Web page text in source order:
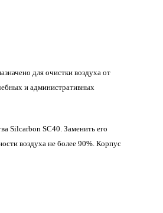
для очистки воздуха от
и административных
Silсarbon SC40. Заменить его
воздуха не более 90%. Корпус